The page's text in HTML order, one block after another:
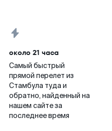
около 21 часа
Самый быстрый
прямой перелет из
Стамбула туда и
обратно, найденный на
нашем сайте за
последнее время